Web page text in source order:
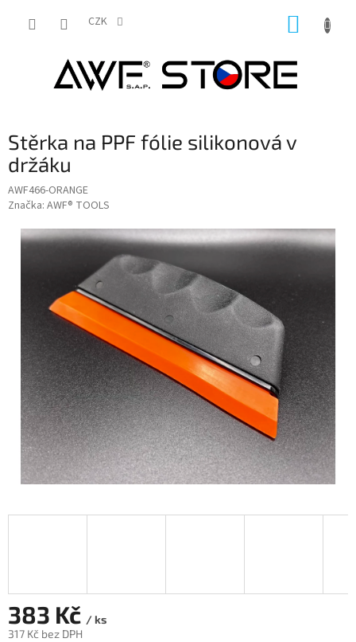
CZK
Stěrka na PPF fólie silikonová v
držáku
AWF466-ORANGE
Značka: AWF® TOOLS
383 Kč / ks
317 Kč bez DPH